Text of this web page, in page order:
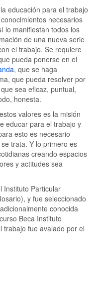
educación para el trabajo
necesarios
lo manifiestan todos los
de una nueva serie
el trabajo. Se requiere
pueda ponerse en el
, que se haga
que pueda resolver por
sea eficaz, puntual,
honesta.
valores es la misión
educar para el trabajo y
esto es necesario
trata. Y lo primero es
creando espacios
y actitudes sea
Instituto Particular
y fue seleccionado
conocida
Beca Instituto
trabajo fue avalado por el